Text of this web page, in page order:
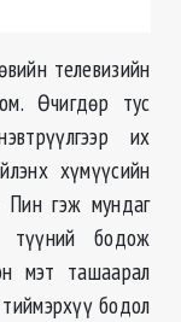
телевизийн
Өчигдөр тус
их
хүмүүсийн
гэж мундаг
бодож
мэт ташаарал
бодол